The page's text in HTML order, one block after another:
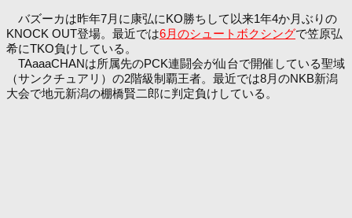
バズーカは昨年7月に康弘にKO勝ちして以来1年4か月ぶりの
KNOCK OUT登場。最近では6月のシュートボクシングで笠原弘
希にTKO負けしている。
TAaaaCHANは所属先のPCK連闘会が仙台で開催している聖域
（サンクチュアリ）の2階級制覇王者。最近では8月のNKB新潟
大会で地元新潟の棚橋賢二郎に判定負けしている。